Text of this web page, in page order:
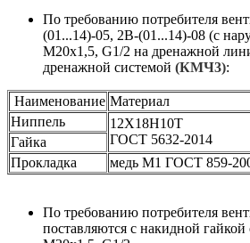
По требованию потребителя
(01...14)-05, 2В-(01...14)-08 (с
М20х1,5, G1/2 на дренажной
дренажной системой (КМЧ3):
Наименование Материал
Ниппель
12Х18Н10Т
ГОСТ 5632-2014
Гайка
Прокладка
медь М1 ГОСТ 859-
По требованию потребителя
поставляются с накидной гайкой